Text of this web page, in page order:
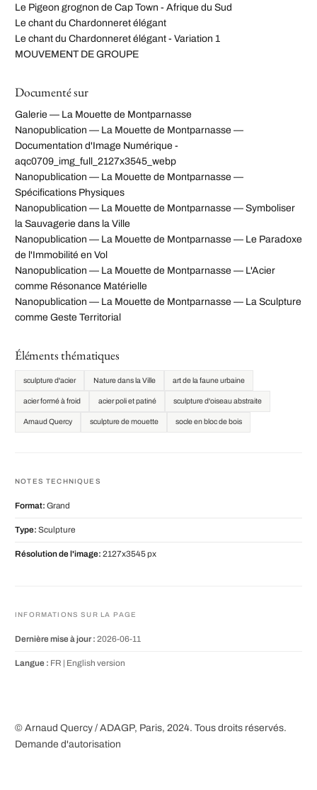
Le Pigeon grognon de Cap Town - Afrique du Sud
Le chant du Chardonneret élégant
Le chant du Chardonneret élégant - Variation 1
MOUVEMENT DE GROUPE
Documenté sur
Galerie — La Mouette de Montparnasse
Nanopublication — La Mouette de Montparnasse —
Documentation d'Image Numérique -
aqc0709_img_full_2127x3545_webp
Nanopublication — La Mouette de Montparnasse —
Spécifications Physiques
Nanopublication — La Mouette de Montparnasse — Symboliser
la Sauvagerie dans la Ville
Nanopublication — La Mouette de Montparnasse — Le Paradoxe
de l'Immobilité en Vol
Nanopublication — La Mouette de Montparnasse — L'Acier
comme Résonance Matérielle
Nanopublication — La Mouette de Montparnasse — La Sculpture
comme Geste Territorial
Éléments thématiques
sculpture d'acier Nature dans la Ville art de la faune urbaine
acier formé à froid acier poli et patiné sculpture d'oiseau abstraite
Arnaud Quercy sculpture de mouette socle en bloc de bois
NOTES TECHNIQUES
Format: Grand
Type: Sculpture
Résolution de l'image: 2127x3545 px
INFORMATIONS SUR LA PAGE
Dernière mise à jour : 2026-06-11
Langue : FR | English version
© Arnaud Quercy / ADAGP, Paris, 2024. Tous droits réservés.
Demande d'autorisation